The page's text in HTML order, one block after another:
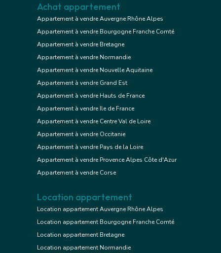
Achat appartement
Appartement à vendre Auvergne Rhône Alpes
Appartement à vendre Bourgogne Franche Comté
Appartement à vendre Bretagne
Appartement à vendre Normandie
Appartement à vendre Nouvelle Aquitaine
Appartement à vendre Grand Est
Appartement à vendre Hauts de France
Appartement à vendre Ile de France
Appartement à vendre Centre Val de Loire
Appartement à vendre Occitanie
Appartement à vendre Pays de la Loire
Appartement à vendre Provence Alpes Côte d'Azur
Appartement à vendre Corse
Location appartement
Location appartement Auvergne Rhône Alpes
Location appartement Bourgogne Franche Comté
Location appartement Bretagne
Location appartement Normandie